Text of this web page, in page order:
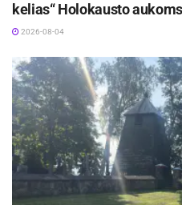
kelias“ Holokausto
2026-08-04